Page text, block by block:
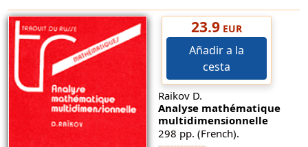
23.9EUR
Añadir a la
cesta
Raikov D.
Analyse mathématique
multidimensionnelle
298 pp. (French).